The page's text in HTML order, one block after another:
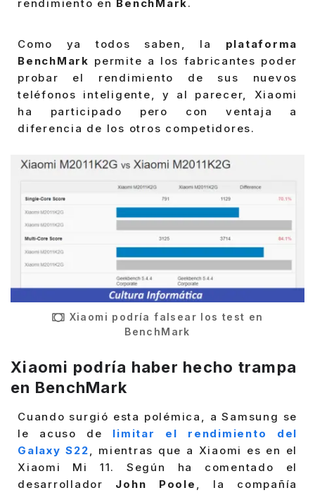
rendimiento en BenchMark.
Como ya todos saben, la plataforma
BenchMark permite a los fabricantes poder
probar el rendimiento de sus nuevos
teléfonos inteligente, y al parecer, Xiaomi
ha participado pero con ventaja a
diferencia de los otros competidores.
Xiaomi podría falsear los test en
BenchMark
Xiaomi podría haber hecho trampa
en BenchMark
Cuando surgió esta polémica, a Samsung se
le acuso de limitar el rendimiento del
Galaxy S22, mientras que a Xiaomi es en el
Xiaomi Mi 11. Según ha comentado el
desarrollador John Poole , la compañía